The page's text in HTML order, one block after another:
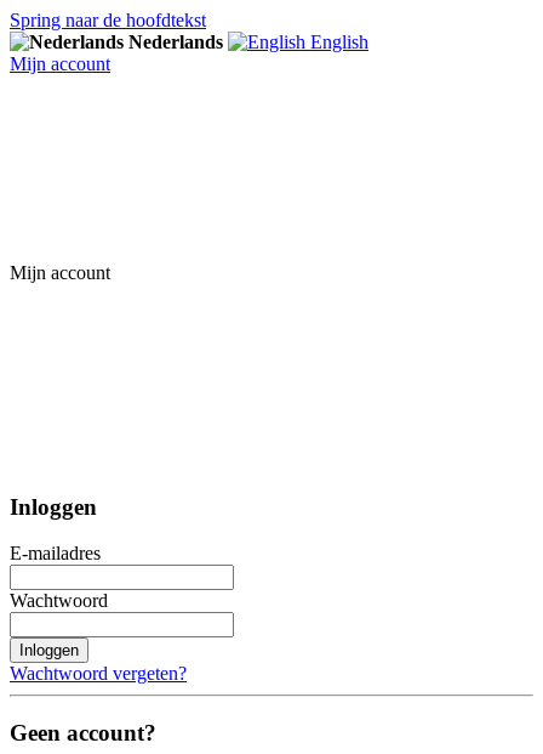
Spring naar de hoofdtekst
Nederlands
English
Mijn account
Mijn account
Inloggen
E-mailadres
Wachtwoord
Inloggen
Wachtwoord vergeten?
Geen account?